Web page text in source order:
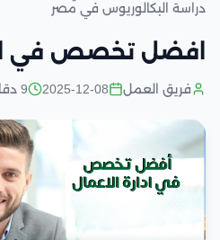
دراسة البكالوريوس في مصر
افضل تخصص في
فريق العمل 2025-12-08 9 دقائق قراءة